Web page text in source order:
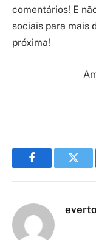
comentários! E
sociais para mais
próxima!
Facebook